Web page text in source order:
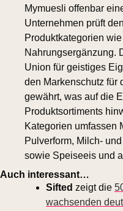
Mymuesli offenbar
Unternehmen prüft
Produktkategorien
Nahrungsergänzung.
Union für geistiges
den Markenschutz für
gewährt, was auf die
Produktsortiments
Kategorien umfassen
Pulverform, Milch-
sowie Speiseeis und
Auch interessant…
Sifted zeigt die
wachsenden